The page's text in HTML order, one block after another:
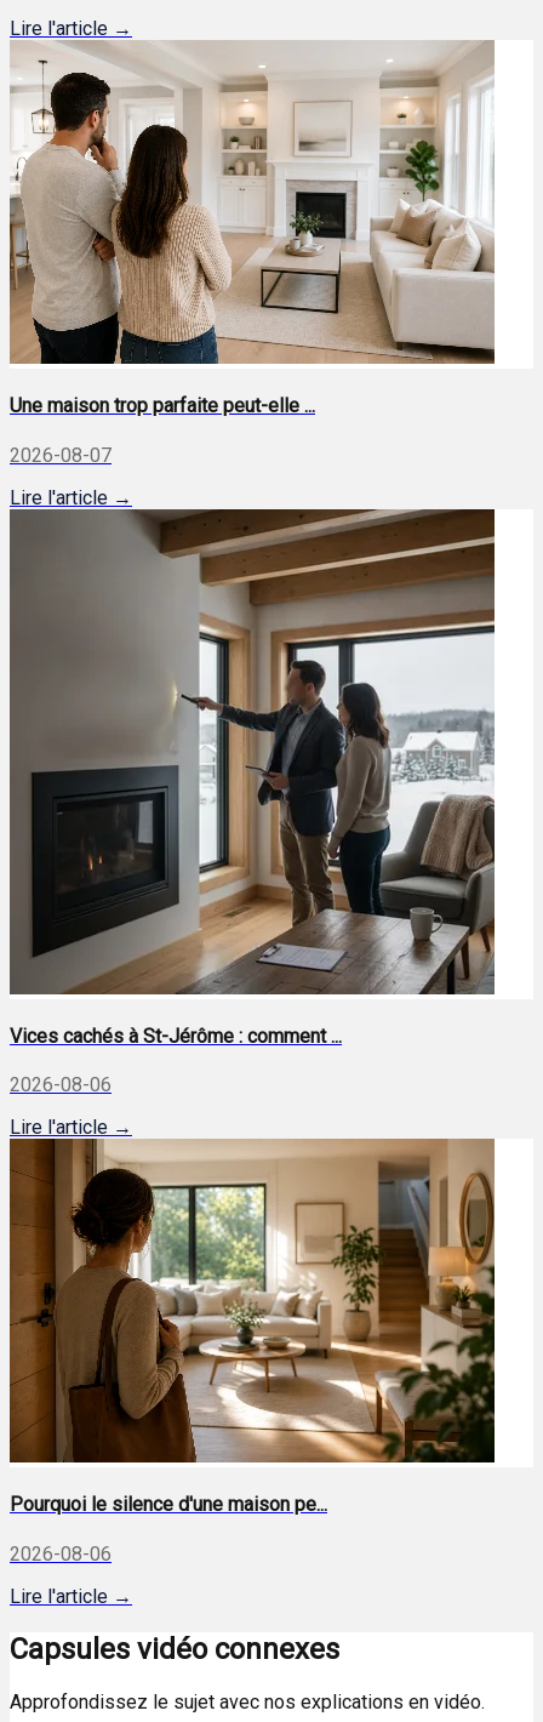
Lire l'article →
Une maison trop parfaite peut-elle ...
2026-08-07
Lire l'article →
Vices cachés à St-Jérôme : comment ...
2026-08-06
Lire l'article →
Pourquoi le silence d'une maison pe...
2026-08-06
Lire l'article →
Capsules vidéo connexes
Approfondissez le sujet avec nos explications en vidéo.